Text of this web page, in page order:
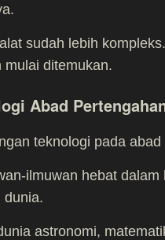
sudah lebih
mulai ditemukan.
Abad
teknologi pada
ilmuwan hebat
dunia.
astronomi,